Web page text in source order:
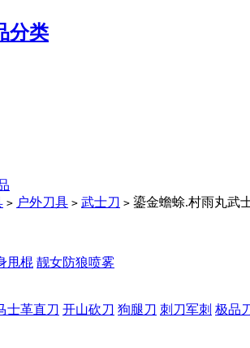
分类
> 户外刀具 > 武士刀 > 鎏金蟾蜍.村雨丸武
甩棍 靓女防狼喷雾
士革直刀 开山砍刀 狗腿刀 刺刀军刺 极品